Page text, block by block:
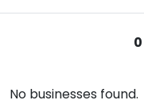
0
No businesses found.